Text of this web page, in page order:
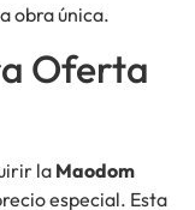
obra única.
Oferta
la Maodom
especial. Esta